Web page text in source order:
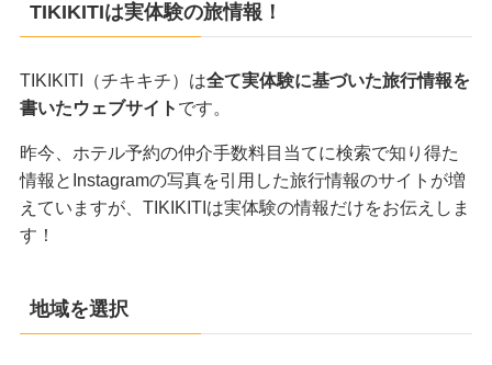
TIKIKITIは実体験の旅情報！
TIKIKITI（チキキチ）は全て実体験に基づいた旅行情報を
書いたウェブサイト です。
昨今、ホテル予約の仲介手数料目当てに検索で知り得た
情報とInstagramの写真を引用した旅行情報のサイトが増
えていますが、TIKIKITIは実体験の情報だけをお伝えしま
す！
地域を選択